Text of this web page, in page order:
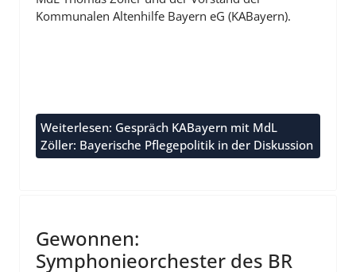
Kommunalen Altenhilfe Bayern eG (KABayern).
Weiterlesen: Gespräch KABayern mit MdL
Zöller: Bayerische Pflegepolitik in der Diskussion
Gewonnen:
Symphonieorchester des BR